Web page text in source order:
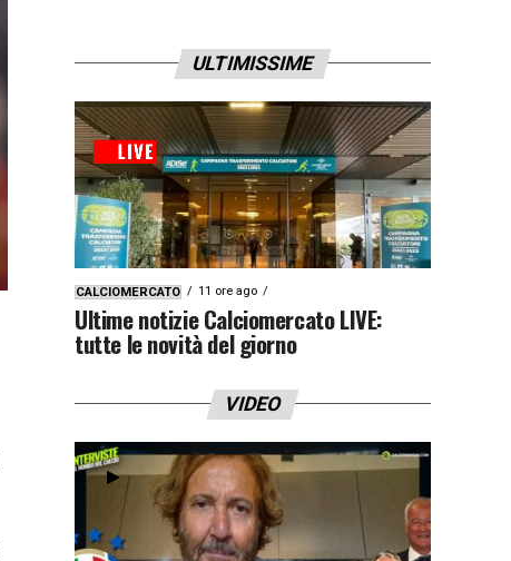
ULTIMISSIME
CALCIOMERCATO 11 ore ago
Ultime notizie Calciomercato LIVE:
tutte le novità del giorno
VIDEO